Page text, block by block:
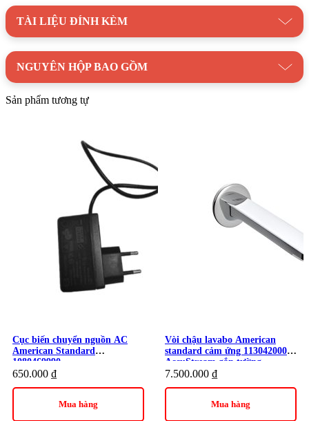
TÀI LIỆU ĐÍNH KÈM
NGUYÊN HỘP BAO GỒM
Sản phẩm tương tự
Cục biến chuyển nguồn AC
American Standard
1080469990
650.000 ₫
Mua hàng
Vòi chậu lavabo American
standard cảm ứng 1130420000
AccuStream gắn tường
7.500.000 ₫
Mua hàng